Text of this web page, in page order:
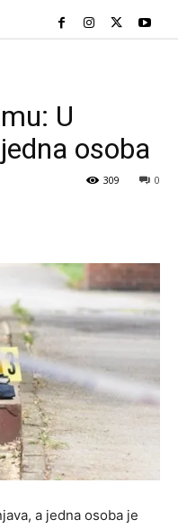
U
osoba
0
309
a jedna osoba je